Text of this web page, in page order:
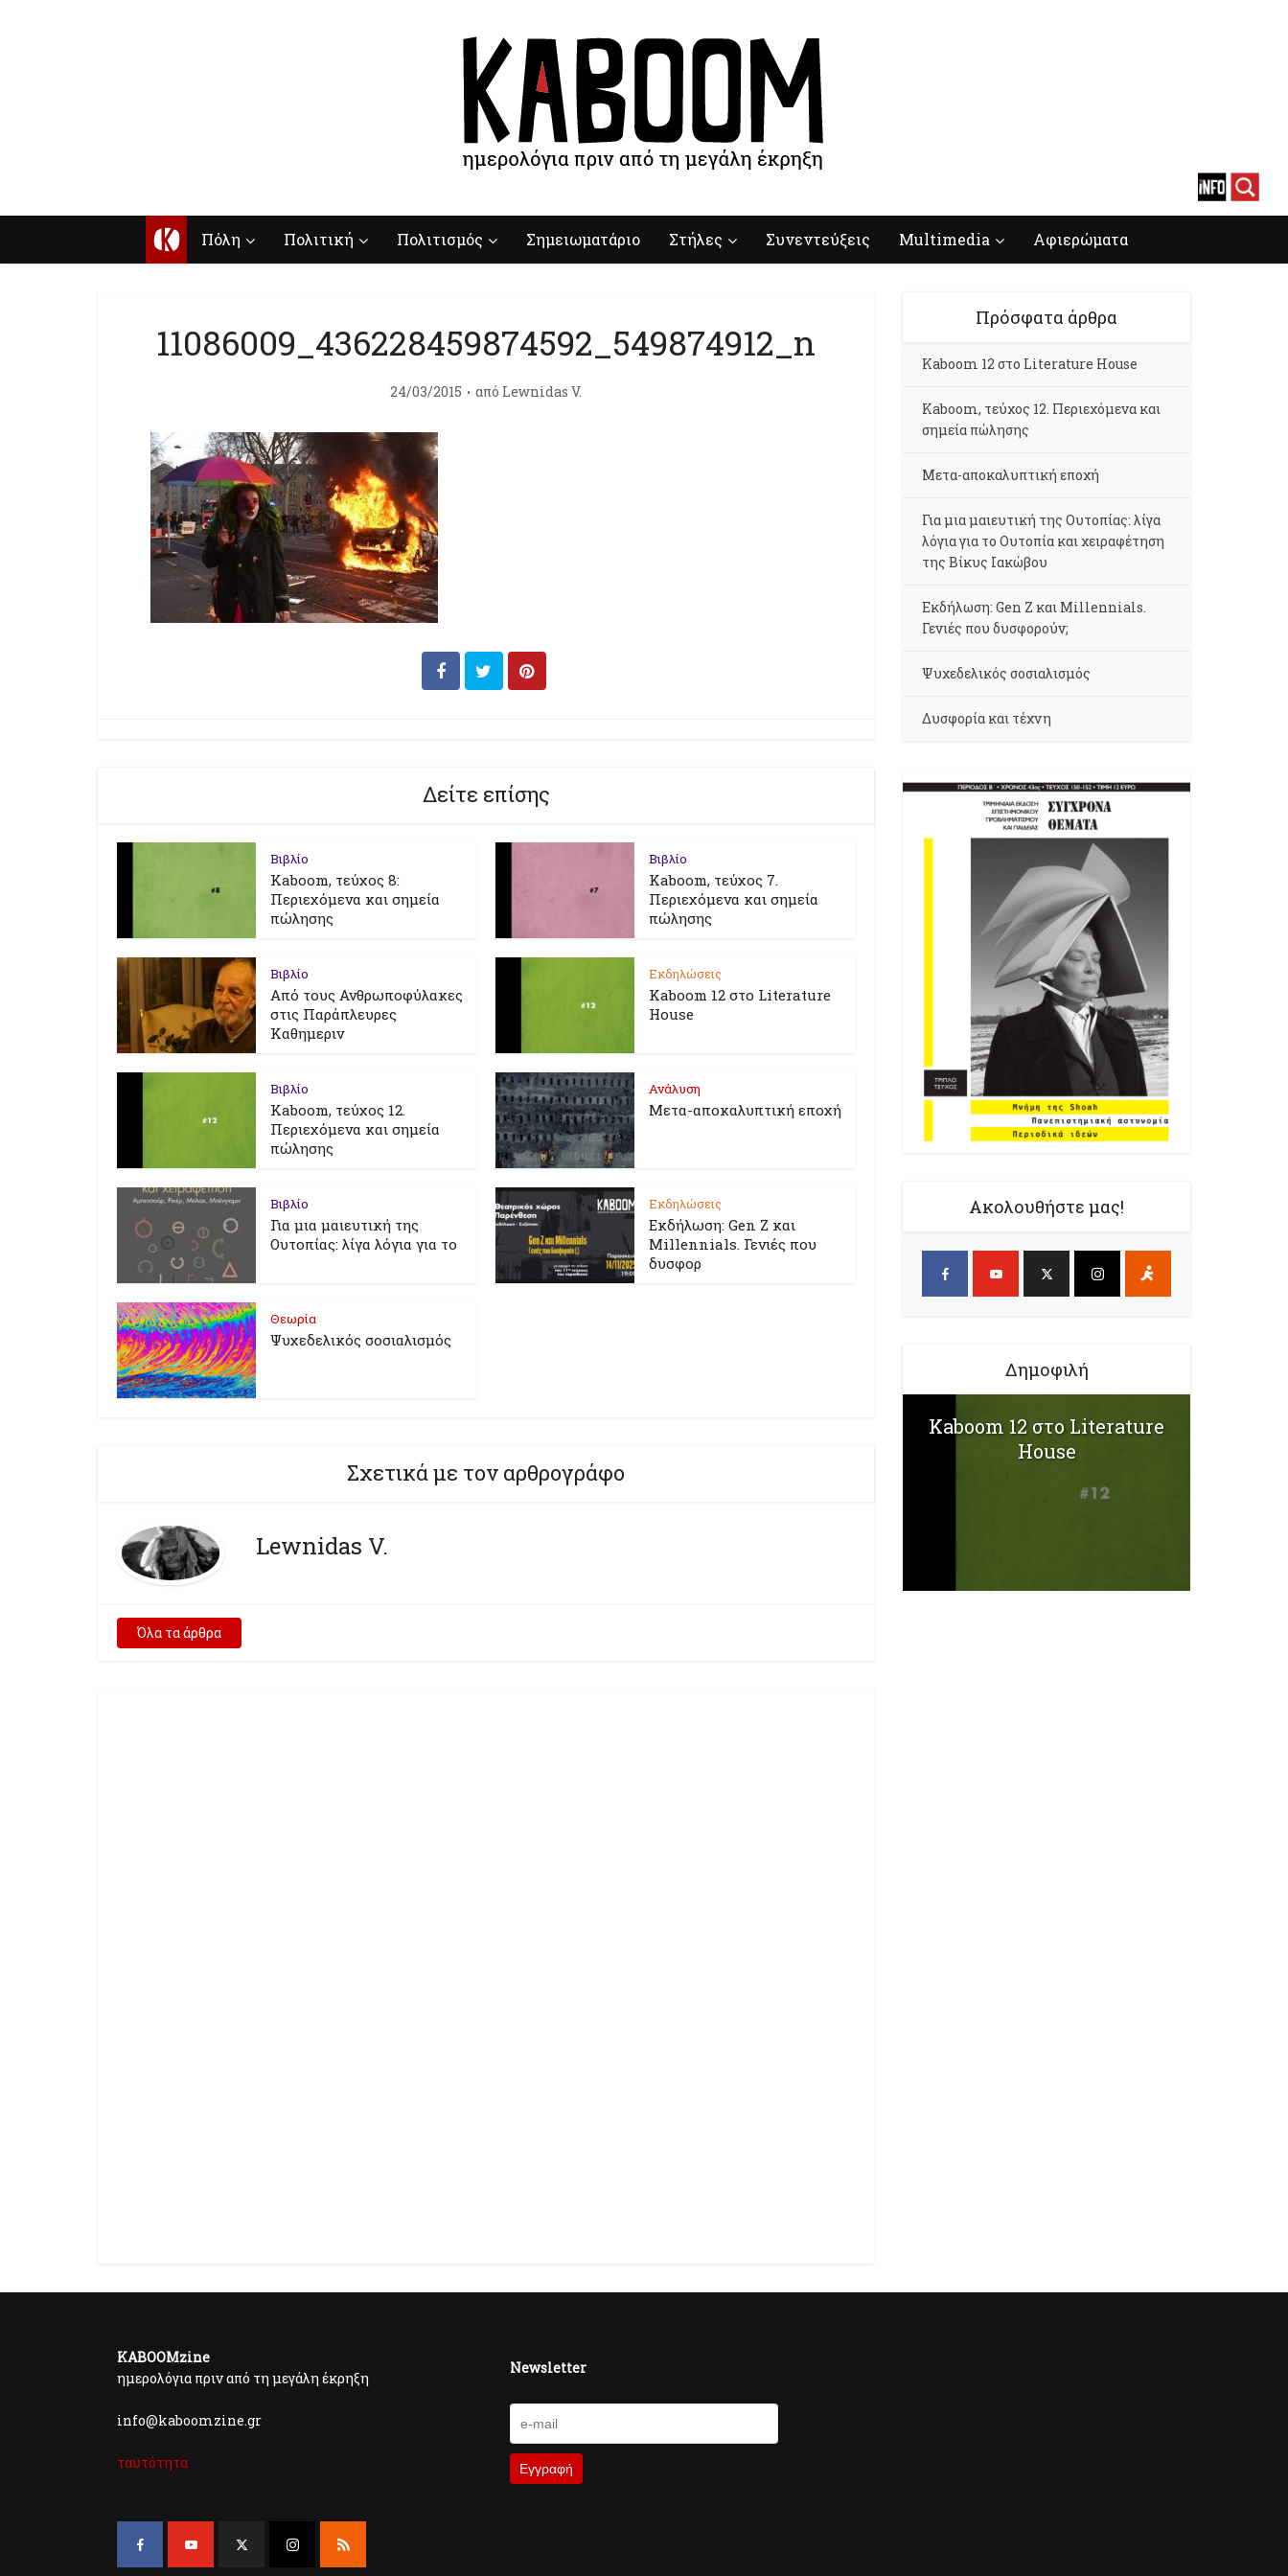
Κ Πόλη Πολιτική Πολιτισμός Σημειωματάριο Στήλες Συνεντεύξεις Multimedia Αφιερώματα
11086009_436228459874592_549874912_n
24/03/2015 από Lewnidas V.
Δείτε επίσης
Βιβλίο
Kaboom, τεύχος 8:
Περιεχόμενα και σημεία
πώλησης
Βιβλίο
Kaboom, τεύχος 7.
Περιεχόμενα και σημεία
πώλησης
Βιβλίο
Από τους Ανθρωποφύλακες
στις Παράπλευρες
Καθημεριν
Εκδηλώσεις
Kaboom 12 στο Literature
House
Βιβλίο
Kaboom, τεύχος 12.
Περιεχόμενα και σημεία
πώλησης
Ανάλυση
Μετα-αποκαλυπτική εποχή
Βιβλίο
Για μια μαιευτική της
Ουτοπίας: λίγα λόγια για το
Εκδηλώσεις
Εκδήλωση: Gen Z και
Millennials. Γενιές που
δυσφορ
Θεωρία
Ψυχεδελικός σοσιαλισμός
Σχετικά με τον αρθρογράφο
Lewnidas V.
Όλα τα άρθρα
Πρόσφατα άρθρα
Kaboom 12 στο Literature House
Kaboom, τεύχος 12. Περιεχόμενα και
σημεία πώλησης
Μετα-αποκαλυπτική εποχή
Για μια μαιευτική της Ουτοπίας: λίγα
λόγια για το Ουτοπία και χειραφέτηση
της Βίκυς Ιακώβου
Εκδήλωση: Gen Z και Millennials.
Γενιές που δυσφορούν;
Ψυχεδελικός σοσιαλισμός
Δυσφορία και τέχνη
Ακολουθήστε μας!
Δημοφιλή
Kaboom 12 στο Literature
House
KABOOMzine
ημερολόγια πριν από τη μεγάλη έκρηξη
info@kaboomzine.gr
ταυτότητα
Newsletter